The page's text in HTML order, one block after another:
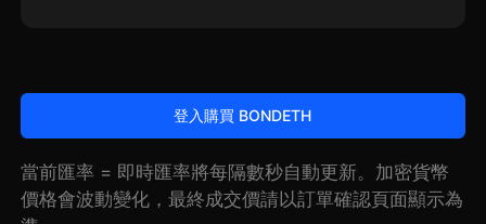
登入購買 BONDETH
當前匯率 = 即時匯率將每隔數秒自動更新。加密貨幣
價格會波動變化，最終成交價請以訂單確認頁面顯示為